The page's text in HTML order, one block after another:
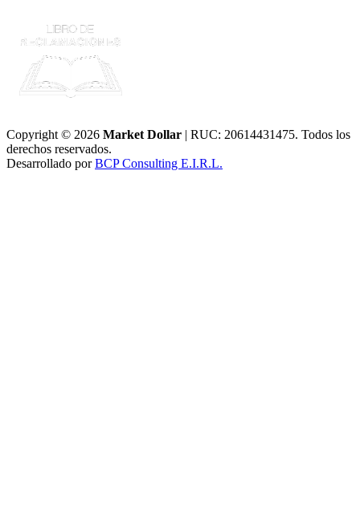
Copyright © 2026 Market Dollar | RUC: 20614431475. Todos los
derechos reservados.
Desarrollado porBCP Consulting E.I.R.L.